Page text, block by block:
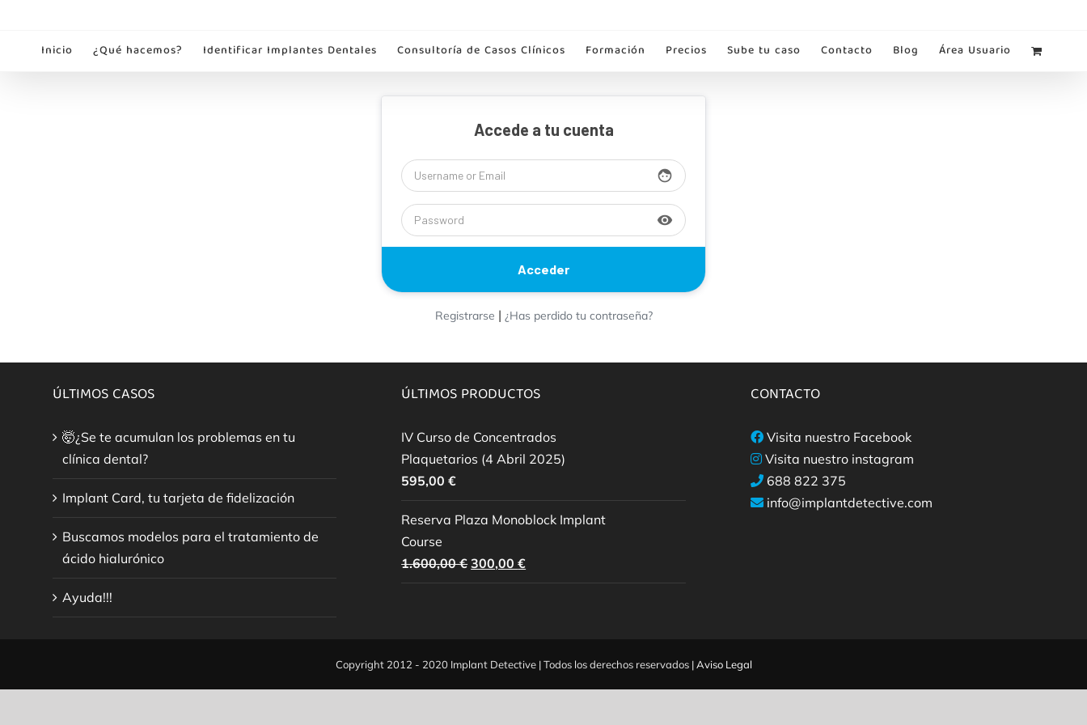
contenidoInicio ¿Qué hacemos? Identificar Implantes Dentales Consultoría de Casos Clínicos Formación Precios Sube tu caso Contacto Blog Área Usuario
Accede a tu cuenta
face
visibility
Registrarse | ¿Has perdido tu contraseña?
ÚLTIMOS CASOS
🤯¿Se te acumulan los problemas en tu
clínica dental?
Implant Card, tu tarjeta de fidelización
Buscamos modelos para el tratamiento de
ácido hialurónico
Ayuda!!!
ÚLTIMOS PRODUCTOS
IV Curso de Concentrados
Plaquetarios (4 Abril 2025)
595,00€
Reserva Plaza Monoblock Implant
Course
1.600,00€El
precio
300,00€El
precio
CONTACTO
Visita nuestro Facebook
Visita nuestro instagram
688 822 375
info@implantdetective.com
Copyright 2012 - 2020 Implant Detective | Todos los derechos reservados |Aviso Legal